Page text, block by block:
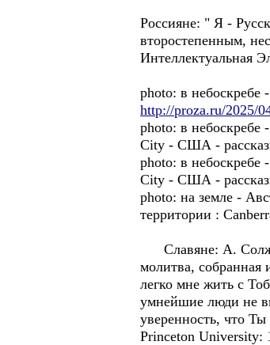
Россиянe: " Я -
второстепенным,
Интеллектуальная
photo: в
http://proza.ru/2025/
photo: в
City - США -
photo: в
City - США -
photo: на земле -
территории :
Славянe: А.
молитва,
легко мне жить с
умнейшие люди не
уверенность, что
Princeton University: